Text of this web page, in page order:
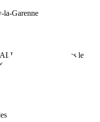
la-Garenne
engagé dans le
et l'entraide entre